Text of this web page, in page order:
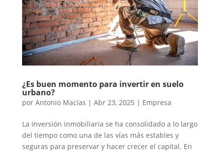
¿Es buen momento para invertir en suelo
urbano?
por Antonio Macías | Abr 23, 2025 | Empresa
La inversión inmobiliaria se ha consolidado a lo largo
del tiempo como una de las vías más estables y
seguras para preservar y hacer crecer el capital. En